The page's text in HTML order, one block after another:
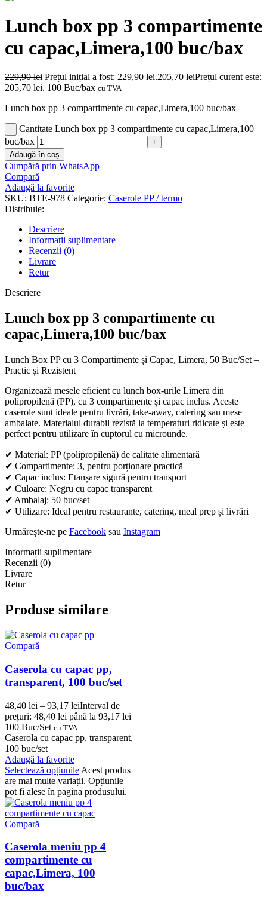
Lunch box pp 3 compartimente
cu capac,Limera,100 buc/bax
229,90lei Prețul inițial a fost: 229,90 lei.205,70 leiPrețul curent este:
205,70 lei. 100 Buc/bax cu TVA
Lunch box pp 3 compartimente cu capac,Limera,100 buc/bax
Cantitate Lunch box pp 3 compartimente cu capac,Limera,100
buc/bax
Adaugă în coș
Cumpără prin WhatsApp
Compară
Adaugă la favorite
SKU: BTE-978 Categorie: Caserole PP / termo
Distribuie:
Descriere
Informații suplimentare
Recenzii (0)
Livrare
Retur
Descriere
Lunch box pp 3 compartimente cu
capac,Limera,100 buc/bax
Lunch Box PP cu 3 Compartimente și Capac, Limera, 50 Buc/Set –
Practic și Rezistent
Organizează mesele eficient cu lunch box-urile Limera din
polipropilenă (PP), cu 3 compartimente și capac inclus. Aceste
caserole sunt ideale pentru livrări, take-away, catering sau mese
ambalate. Materialul durabil rezistă la temperaturi ridicate și este
perfect pentru utilizare în cuptorul cu microunde.
✔ Material: PP (polipropilenă) de calitate alimentară
✔ Compartimente: 3, pentru porționare practică
✔ Capac inclus: Etanșare sigură pentru transport
✔ Culoare: Negru cu capac transparent
✔ Ambalaj: 50 buc/set
✔ Utilizare: Ideal pentru restaurante, catering, meal prep și livrări
Urmărește-ne pe Facebook sau Instagram
Informații suplimentare
Recenzii (0)
Livrare
Retur
Produse similare
Compară
Caserola cu capac pp,
transparent, 100 buc/set
48,40 lei – 93,17 leiInterval de
prețuri: 48,40 lei până la 93,17 lei
100 Buc/Set cu TVA
Caserola cu capac pp, transparent,
100 buc/set
Adaugă la favorite
Selectează opțiunile Acest produs
are mai multe variații. Opțiunile
pot fi alese în pagina produsului.
Compară
Caserola meniu pp 4
compartimente cu
capac,Limera, 100
buc/bax